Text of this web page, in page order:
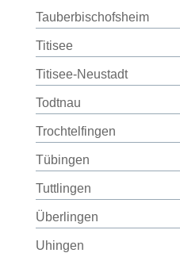
Tauberbischofsheim
Titisee
Titisee-Neustadt
Todtnau
Trochtelfingen
Tübingen
Tuttlingen
Überlingen
Uhingen